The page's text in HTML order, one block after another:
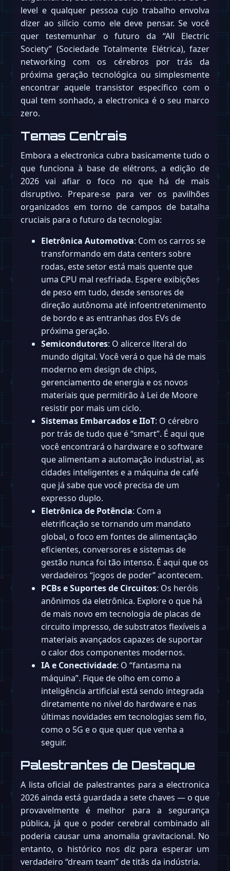
level e qualquer pessoa cujo trabalho envolva
dizer ao silício como ele deve pensar. Se você
quer testemunhar o futuro da “All Electric
Society” (Sociedade Totalmente Elétrica), fazer
networking com os cérebros por trás da
próxima geração tecnológica ou simplesmente
encontrar aquele transistor específico com o
qual tem sonhado, a electronica é o seu marco
zero.
Temas Centrais
Embora a electronica cubra basicamente tudo o
que funciona à base de elétrons, a edição de
2026 vai afiar o foco no que há de mais
disruptivo. Prepare-se para ver os pavilhões
organizados em torno de campos de batalha
cruciais para o futuro da tecnologia:
Eletrônica Automotiva: Com os carros se
transformando em data centers sobre
rodas, este setor está mais quente que
uma CPU mal resfriada. Espere exibições
de peso em tudo, desde sensores de
direção autônoma até infoentretenimento
de bordo e as entranhas dos EVs de
próxima geração.
Semicondutores: O alicerce literal do
mundo digital. Você verá o que há de mais
moderno em design de chips,
gerenciamento de energia e os novos
materiais que permitirão à Lei de Moore
resistir por mais um ciclo.
Sistemas Embarcados e IIoT: O cérebro
por trás de tudo que é “smart”. É aqui que
você encontrará o hardware e o software
que alimentam a automação industrial, as
cidades inteligentes e a máquina de café
que já sabe que você precisa de um
expresso duplo.
Eletrônica de Potência: Com a
eletrificação se tornando um mandato
global, o foco em fontes de alimentação
eficientes, conversores e sistemas de
gestão nunca foi tão intenso. É aqui que os
verdadeiros “jogos de poder” acontecem.
PCBs e Suportes de Circuitos: Os heróis
anônimos da eletrônica. Explore o que há
de mais novo em tecnologia de placas de
circuito impresso, de substratos flexíveis a
materiais avançados capazes de suportar
o calor dos componentes modernos.
IA e Conectividade: O “fantasma na
máquina”. Fique de olho em como a
inteligência artificial está sendo integrada
diretamente no nível do hardware e nas
últimas novidades em tecnologias sem fio,
como o 5G e o que quer que venha a
seguir.
Palestrantes de Destaque
A lista oficial de palestrantes para a electronica
2026 ainda está guardada a sete chaves — o que
provavelmente é melhor para a segurança
pública, já que o poder cerebral combinado ali
poderia causar uma anomalia gravitacional. No
entanto, o histórico nos diz para esperar um
verdadeiro “dream team” de titãs da indústria.